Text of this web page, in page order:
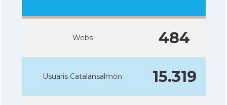
Webs 484
Usuaris Catalansalmon 15.319